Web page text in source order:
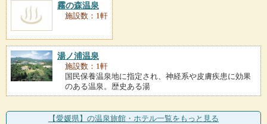
霧の森温泉
施設数：1軒
湯ノ浦温泉
施設数：1軒
国民保養温泉地に指定され、神経系や皮膚疾患に効果
のある温泉。歴史ある湯
【愛媛県】の温泉旅館・ホテル一覧をもっと見る